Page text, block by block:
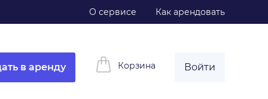
О сервисе Как арендовать
в аренду Корзина Войти